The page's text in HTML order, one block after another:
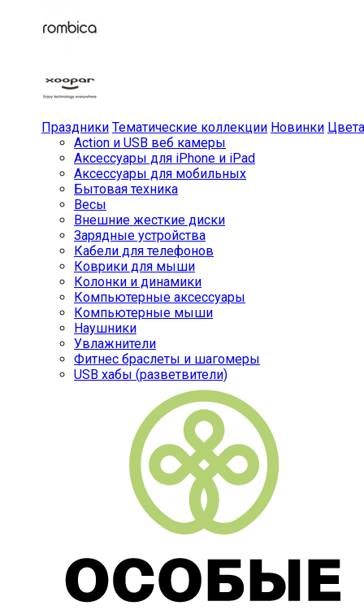
Праздники Тематические коллекции Новинки Цвета
Action и USB веб камеры
Аксессуары для iPhone и iPad
Аксессуары для мобильных
Бытовая техника
Весы
Внешние жесткие диски
Зарядные устройства
Кабели для телефонов
Коврики для мыши
Колонки и динамики
Компьютерные аксессуары
Компьютерные мыши
Наушники
Увлажнители
Фитнес браслеты и шагомеры
USB хабы (разветвители)